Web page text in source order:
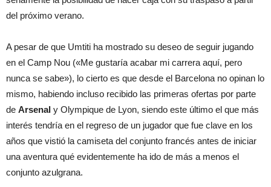
del próximo verano.
A pesar de que Umtiti ha mostrado su deseo de seguir jugando
en el Camp Nou («Me gustaría acabar mi carrera aquí, pero
nunca se sabe»), lo cierto es que desde el Barcelona no opinan lo
mismo, habiendo incluso recibido las primeras ofertas por parte
de Arsenal y Olympique de Lyon, siendo este último el que más
interés tendría en el regreso de un jugador que fue clave en los
años que vistió la camiseta del conjunto francés antes de iniciar
una aventura qué evidentemente ha ido de más a menos el
conjunto azulgrana.